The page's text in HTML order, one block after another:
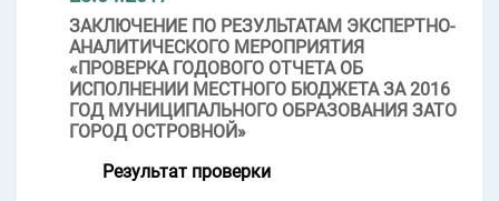
ЗАКЛЮЧЕНИЕ ПО РЕЗУЛЬТАТАМ ЭКСПЕРТНО-
АНАЛИТИЧЕСКОГО МЕРОПРИЯТИЯ
«ПРОВЕРКА ГОДОВОГО ОТЧЕТА ОБ
ИСПОЛНЕНИИ МЕСТНОГО БЮДЖЕТА ЗА 2016
ГОД МУНИЦИПАЛЬНОГО ОБРАЗОВАНИЯ ЗАТО
ГОРОД ОСТРОВНОЙ»
Результат проверки